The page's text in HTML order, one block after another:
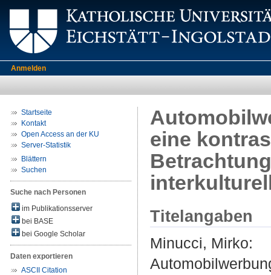
Anmelden
Startseite
Kontakt
Open Access an der KU
Server-Statistik
Blättern
Suchen
Suche nach Personen
im Publikationsserver
bei BASE
bei Google Scholar
Daten exportieren
ASCII Citation
eine
Titelangaben
Minucci, Mirko: